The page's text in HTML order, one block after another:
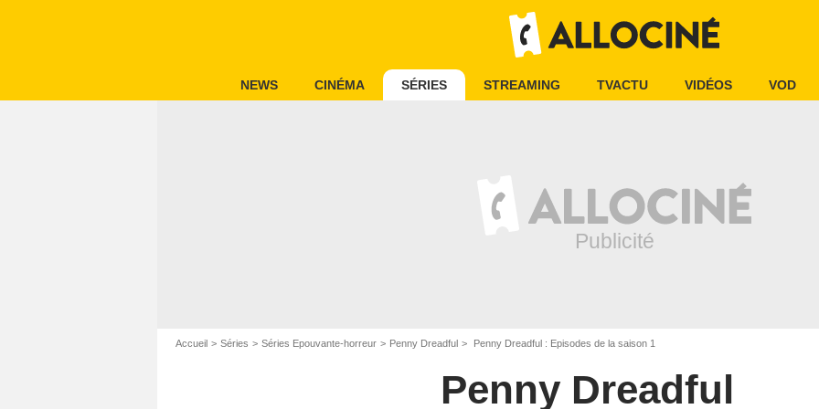
NEWS CINÉMA SÉRIES STREAMING TVACTU VIDÉOS VOD
Accueil Séries Séries Epouvante-horreur Penny Dreadful Penny Dreadful : Episodes de la saison 1
Penny Dreadful